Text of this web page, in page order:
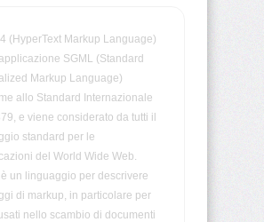
(HyperText Markup Language)
SGML (Standard
Markup Language)
allo Standard Internazionale
e viene considerato da tutti il
standard per le
del World Wide Web.
è un linguaggio per descrivere
di markup, in particolare per
nello scambio di documenti